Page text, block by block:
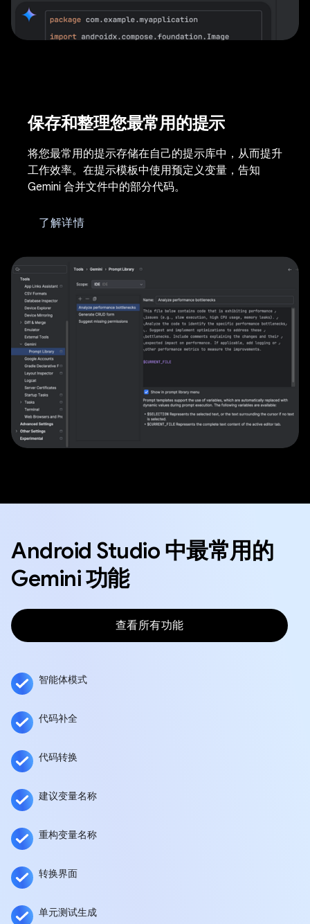
保存和整理您最常用的提示
将您最常用的提示存储在自己的提示库中，从而提升
工作效率。在提示模板中使用预定义变量，告知
Gemini 合并文件中的部分代码。
了解详情
Android Studio 中最常用的
Gemini 功能
查看所有功能
智能体模式
代码补全
代码转换
建议变量名称
重构变量名称
转换界面
单元测试生成